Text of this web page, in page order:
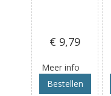
€ 9,79
Meer info
Bestellen